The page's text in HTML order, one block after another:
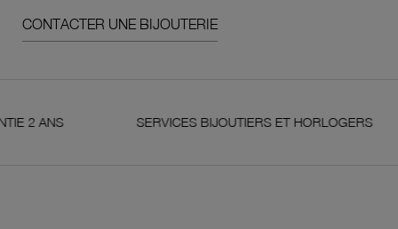
CONTACTER UNE BIJOUTERIE
SERVICES BIJOUTIERS ET HORLOGERS